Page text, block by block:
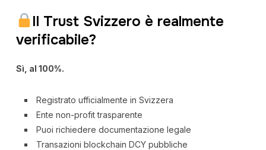
Il Trust Svizzero è realmente
verificabile?
Sì, al 100%.
Registrato ufficialmente in Svizzera
Ente non-profit trasparente
Puoi richiedere documentazione legale
Transazioni blockchain DCY pubbliche